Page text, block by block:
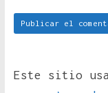
Este sitio